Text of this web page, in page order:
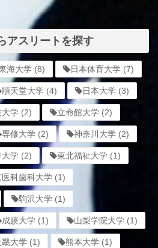
アスリートを探す
海大学 (8) 日本体育大学 (7)
順天堂大学 (4) 日本大学 (3)
大学 (2) 立命館大学 (2)
専修大学 (2) 神奈川大学 (2)
大学 (2) 東北福祉大学 (1)
医科歯科大学 (1)
駒沢大学 (1)
成蹊大学 (1) 山梨学院大学 (1)
畿大学 (1) 熊本大学 (1)